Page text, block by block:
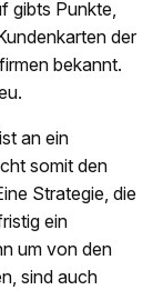
gibts Punkte,
der
bekannt.
ist an ein
somit den
Strategie, die
ein
um von den
sind auch